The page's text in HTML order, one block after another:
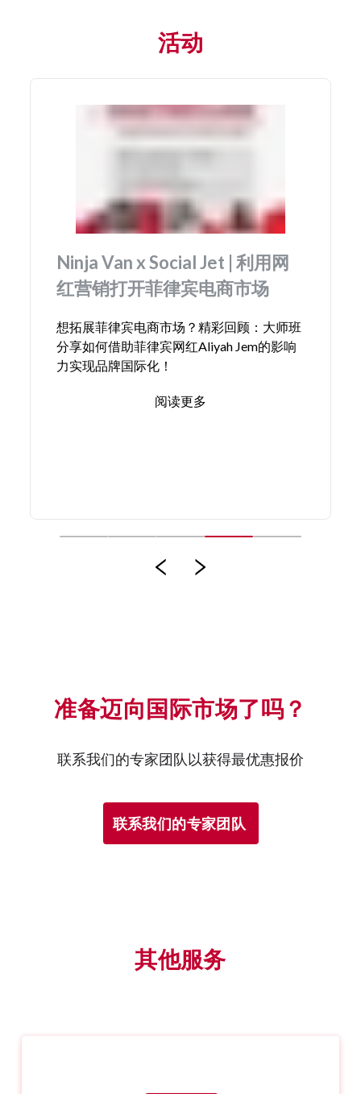
活动
Ninja Van x Social Jet | 利用网
红营销打开菲律宾电商市场
想拓展菲律宾电商市场？精彩回顾：大师班
分享如何借助菲律宾网红Aliyah Jem的影响
力实现品牌国际化！
阅读更多
准备迈向国际市场了吗？
联系我们的专家团队以获得最优惠报价
联系我们的专家团队
其他服务